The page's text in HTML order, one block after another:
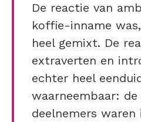
De reactie van
koffie-inname
heel gemixt. De
extraverten en
echter heel
waarneembaar:
deelnemers waren